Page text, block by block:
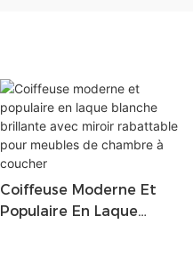
Coiffeuse Moderne Et
Populaire En Laque